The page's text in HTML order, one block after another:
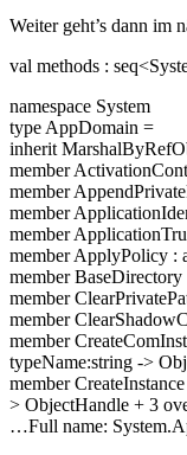
Weiter geht’s dann im
val methods :
namespace System
type AppDomain =
inherit
member
member
member
member
member ApplyPolicy :
member BaseDirectory
member
member
member
typeName:string ->
member
> ObjectHandle + 3
…Full name: